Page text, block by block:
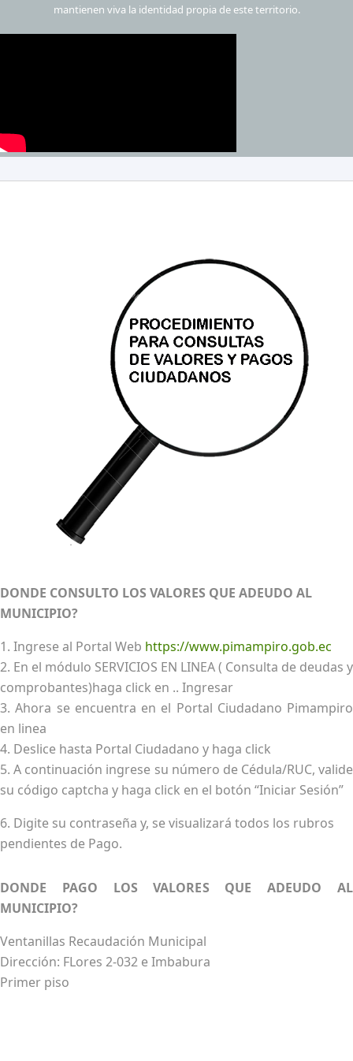
mantienen viva la identidad propia de este territorio.
DONDE CONSULTO LOS VALORES QUE ADEUDO AL
MUNICIPIO?
1. Ingrese al Portal Web https://www.pimampiro.gob.ec
2. En el módulo SERVICIOS EN LINEA ( Consulta de deudas y
comprobantes)haga click en .. Ingresar
3. Ahora se encuentra en el Portal Ciudadano Pimampiro
en linea
4. Deslice hasta Portal Ciudadano y haga click
5. A continuación ingrese su número de Cédula/RUC, valide
su código captcha y haga click en el botón “Iniciar Sesión”
6. Digite su contraseña y, se visualizará todos los rubros
pendientes de Pago.
DONDE PAGO LOS VALORES QUE ADEUDO AL
MUNICIPIO?
Ventanillas Recaudación Municipal
Dirección: FLores 2-032 e Imbabura
Primer piso